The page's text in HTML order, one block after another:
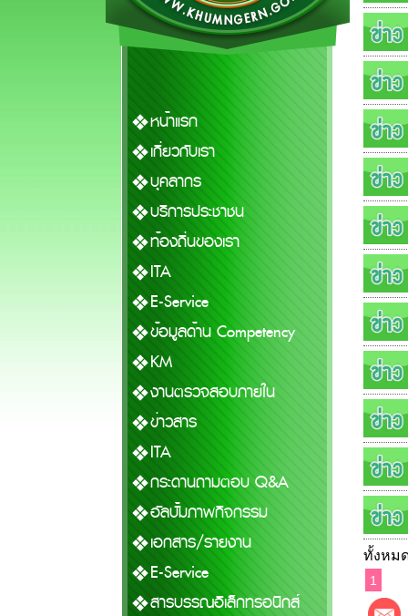
หน้าแรก
เกี่ยวกับเรา
บุคลากร
บริการประชาชน
ท้องถิ่นของเรา
ITA
E-Service
ข้อมูลด้าน Competency
KM
งานตรวจสอบภายใน
ข่าวสาร
ITA
กระดานถามตอบ Q&A
อัลบั้มภาพกิจกรรม
เอกสาร/รายงาน
E-Service
สารบรรณอิเล็กทรอนิกส์
ทั้งหม
1